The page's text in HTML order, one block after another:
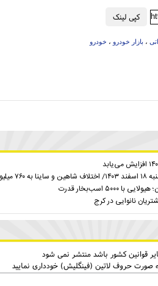
کپی لینک
، بازار خودرو ، خودرو
رسید
اسب‌بخار قدرت
نانوایی در کرج
قوانین کشور باشد منتشر نمی شود
صورت حروف لاتین (فینگلیش) خودداری نمایید